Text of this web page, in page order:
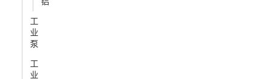
工
业
泵
工
业